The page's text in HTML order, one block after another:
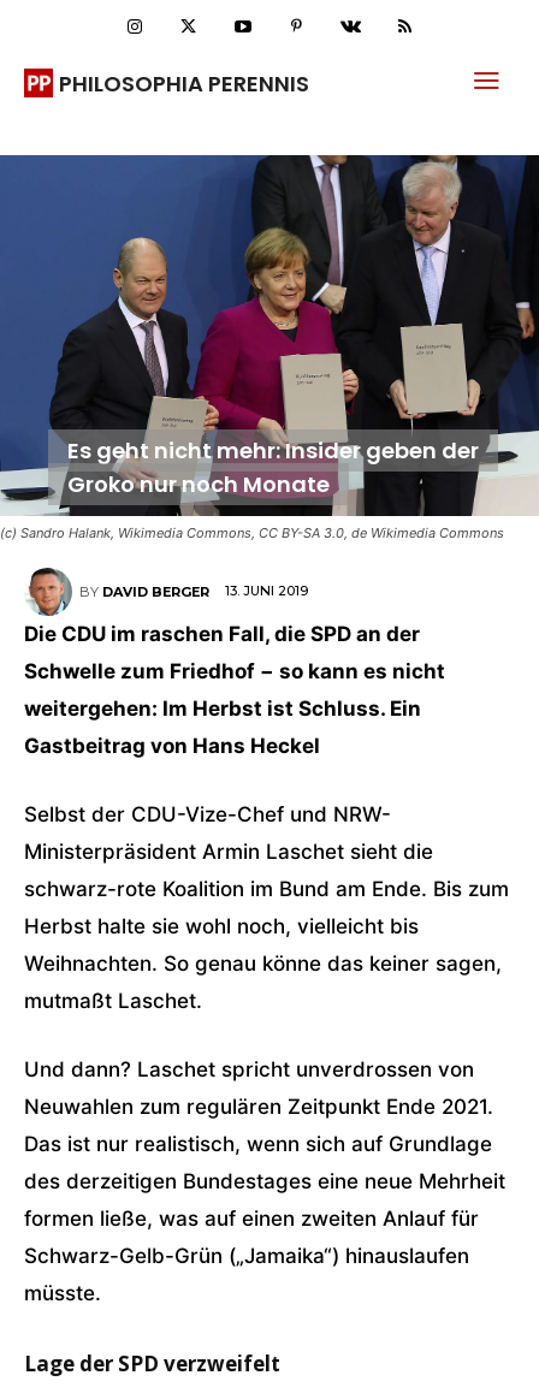
PHILOSOPHIA PERENNIS
(c) Sandro Halank, Wikimedia Commons, CC BY-SA 3.0, de Wikimedia Commons
Es geht nicht mehr: Insider geben der
Groko nur noch Monate
BY DAVID BERGER 13. JUNI 2019
Die CDU im raschen Fall, die SPD an der
Schwelle zum Friedhof − so kann es nicht
weitergehen: Im Herbst ist Schluss. Ein
Gastbeitrag von Hans Heckel
Selbst der CDU-Vize-Chef und NRW-
Ministerpräsident Armin Laschet sieht die
schwarz-rote Koalition im Bund am Ende. Bis zum
Herbst halte sie wohl noch, vielleicht bis
Weihnachten. So genau könne das keiner sagen,
mutmaßt Laschet.
Und dann? Laschet spricht unverdrossen von
Neuwahlen zum regulären Zeitpunkt Ende 2021.
Das ist nur realistisch, wenn sich auf Grundlage
des derzeitigen Bundestages eine neue Mehrheit
formen ließe, was auf einen zweiten Anlauf für
Schwarz-Gelb-Grün („Jamaika“) hinauslaufen
müsste.
Lage der SPD verzweifelt